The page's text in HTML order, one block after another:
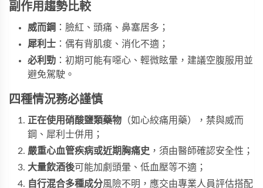
副作用趨勢比較
威而鋼 ：臉紅、頭痛、鼻塞居多；
犀利士 ：偶有背肌痠、消化不適；
必利勁 ：初期可能有噁心、輕微眩暈，建議空腹服用並
避免駕駛。
四種情況務必謹慎
正在使用硝酸鹽類藥物 （如心絞痛用藥），禁與威而
鋼、犀利士併用；
嚴重心血管疾病或近期胸痛史 ，須由醫師確認安全性；
大量飲酒後可能加劇頭暈、低血壓等不適；
自行混合多種成分風險不明，應交由專業人員評估搭配